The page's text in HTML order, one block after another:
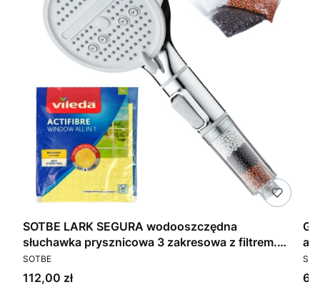
SOTBE LARK SEGURA wodooszczędna
słuchawka prysznicowa 3 zakresowa z filtrem.
Kolor chrom
PRODUCENT
SOTBE
Cena
112,00 zł